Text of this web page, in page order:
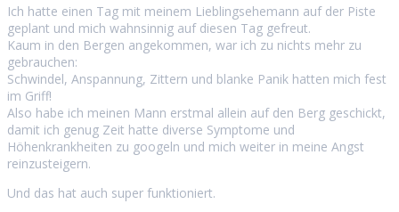
Ich hatte einen Tag mit meinem Lieblingsehemann auf der Piste
geplant und mich wahnsinnig auf diesen Tag gefreut.
Kaum in den Bergen angekommen, war ich zu nichts mehr zu
gebrauchen:
Schwindel, Anspannung, Zittern und blanke Panik hatten mich fest
im Griff!
Also habe ich meinen Mann erstmal allein auf den Berg geschickt,
damit ich genug Zeit hatte diverse Symptome und
Höhenkrankheiten zu googeln und mich weiter in meine Angst
reinzusteigern.
Und das hat auch super funktioniert.